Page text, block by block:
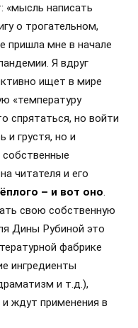
«мысль написать
о трогательном,
пришла мне в начале
Я вдруг
ищет в мире
«температуру
спрятаться, но войти
и грустя, но и
собственные
читателя и его
– и вот оно.
свою собственную
Дины Рубиной это
фабрике
ингредиенты
и т.д.),
ждут применения в